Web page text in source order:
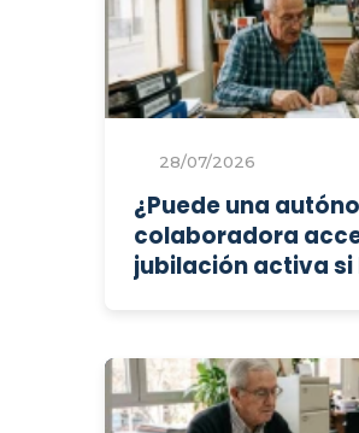
28/07/2026
¿Puede una
colaboradora
jubilación activa si
pensión?